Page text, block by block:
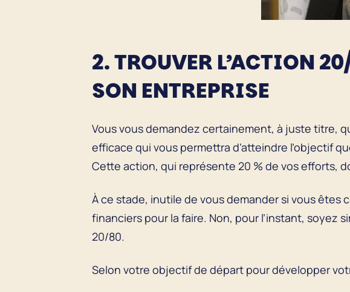
2. TROUVER L’ACTION
SON ENTREPRISE
Vous vous demandez certainement, à juste titre,
efficace qui vous permettra d’atteindre l’objectif
Cette action, qui représente 20 % de vos efforts,
À ce stade, inutile de vous demander si vous êtes
financiers pour la faire. Non, pour l’instant,
20/80.
Selon votre objectif de départ pour développer